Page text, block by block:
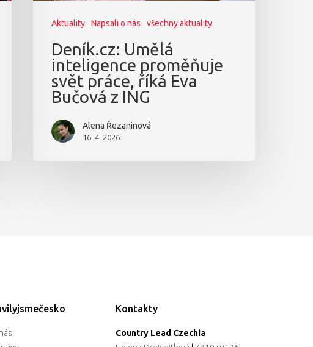
Aktuality Napsali o nás všechny aktuality
Deník.cz: Umělá
inteligence proměňuje
svět práce, říká Eva
Bučová z ING
Alena Řezaninová
16. 4. 2026
Kontakty
Country Lead Czechia